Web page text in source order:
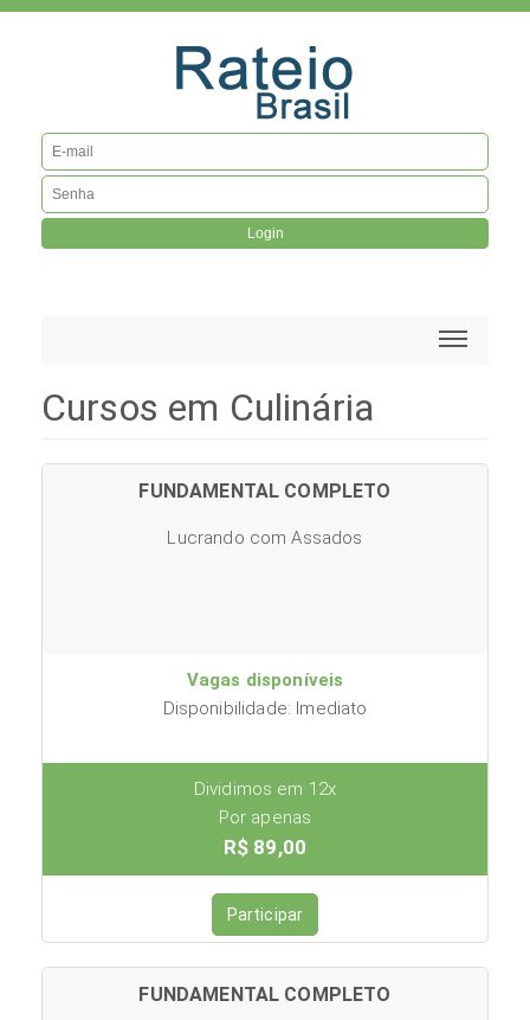
Login
Cursos em Culinária
FUNDAMENTAL COMPLETO
Lucrando com Assados
Vagas disponíveis
Disponibilidade: Imediato
Dividimos em 12x
Por apenas
R$ 89,00
Participar
FUNDAMENTAL COMPLETO